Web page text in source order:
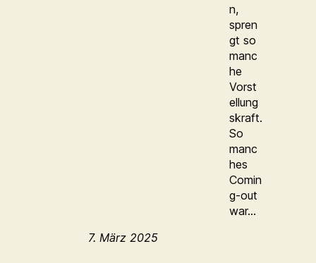
n,
spren
gt so
manc
he
Vorst
ellung
skraft.
So
manc
hes
Comin
g-out
war…
7. März 2025